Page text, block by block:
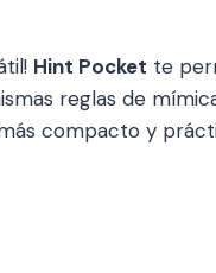
Hint Pocket te
reglas de
compacto y